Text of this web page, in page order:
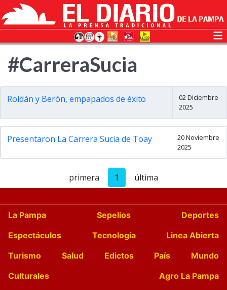
#CarreraSucia
Roldán y Berón, empapados de éxito
02 Diciembre
2025
Presentaron La Carrera Sucia de Toay
20 Noviembre
2025
primera 1 última
La Pampa Sepelios
Deportes
Espectáculos
Tecnología
Linea Abierta
Turismo
Salud Edictos País
Mundo
Culturales
Agro La Pampa